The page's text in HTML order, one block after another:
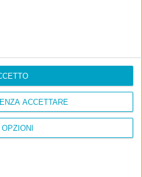
OPZIONI
ACCETTARE